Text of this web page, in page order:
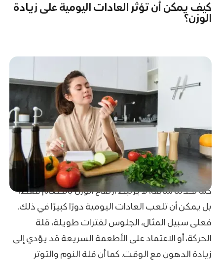
كيف يمكن أن تؤثر العادات اليومية على زيادة
الوزن؟
كما تحدثنا سابقًا، لا يرتبط ارتفاع الوزن بالطعام فقط،
بل يمكن أن تلعب العادات اليومية دورًا كبيرًا في ذلك.
فعلى سبيل المثال، الجلوس لفترات طويلة، قلة
الحركة، أو الاعتماد على الأطعمة السريعة قد يؤدي إلى
زيادة الدهون مع الوقت. كما أن قلة النوم والتوتر